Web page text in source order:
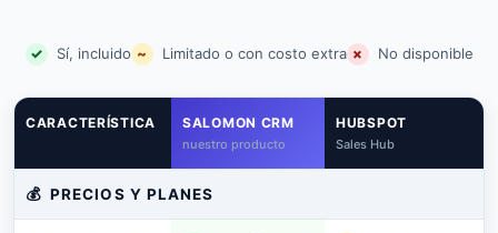
✓ Sí, incluido ~ Limitado o con costo extra × No disponible
CARACTERÍSTICA SALOMON CRM
nuestro producto
HUBSPOT
Sales Hub
💰 PRECIOS Y PLANES